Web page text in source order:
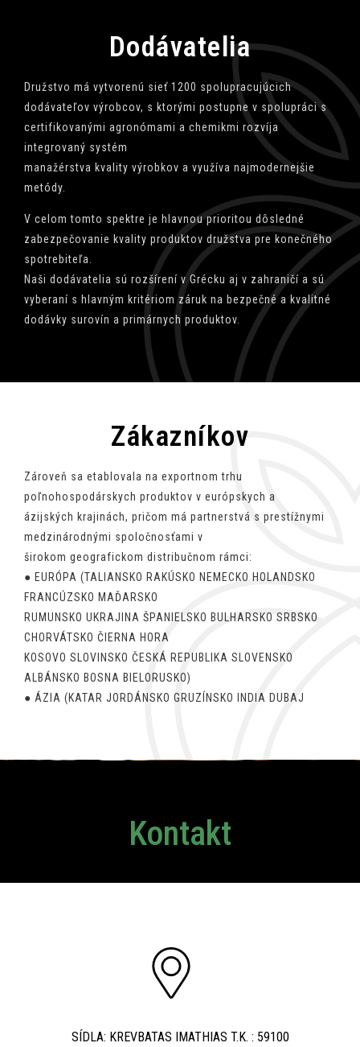
Dodávatelia
Družstvo má vytvorenú sieť 1200 spolupracujúcich
dodávateľov výrobcov, s ktorými postupne v spolupráci s
certifikovanými agronómami a chemikmi rozvíja
integrovaný systém
manažérstva kvality výrobkov a využíva najmodernejšie
metódy.
V celom tomto spektre je hlavnou prioritou dôsledné
zabezpečovanie kvality produktov družstva pre konečného
spotrebiteľa.
Naši dodávatelia sú rozšírení v Grécku aj v zahraničí a sú
vyberaní s hlavným kritériom záruk na bezpečné a kvalitné
dodávky surovín a primárnych produktov.
Zákazníkov
Zároveň sa etablovala na exportnom trhu
poľnohospodárskych produktov v európskych a
ázijských krajinách, pričom má partnerstvá s prestížnymi
medzinárodnými spoločnosťami v
širokom geografickom distribučnom rámci:
● EURÓPA (TALIANSKO RAKÚSKO NEMECKO HOLANDSKO
FRANCÚZSKO MAĎARSKO
RUMUNSKO UKRAJINA ŠPANIELSKO BULHARSKO SRBSKO
CHORVÁTSKO ČIERNA HORA
KOSOVO SLOVINSKO ČESKÁ REPUBLIKA SLOVENSKO
ALBÁNSKO BOSNA BIELORUSKO)
● ÁZIA (KATAR JORDÁNSKO GRUZÍNSKO INDIA DUBAJ
Kontakt
SÍDLA: KREVBATAS IMATHIAS T.K. : 59100